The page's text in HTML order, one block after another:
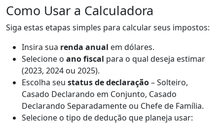
Como Usar a Calculadora
Siga estas etapas simples para calcular seus impostos:
Insira sua renda anual em dólares.
Selecione o ano fiscal para o qual deseja estimar
(2023, 2024 ou 2025).
Escolha seu status de declaração– Solteiro,
Casado Declarando em Conjunto, Casado
Declarando Separadamente ou Chefe de Família.
Selecione o tipo de dedução que planeja usar: